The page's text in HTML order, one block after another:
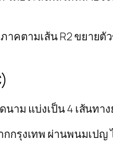
คตามเส้น R2 ขยายตั
าม แบ่งเป็น 4 เส้นทา
กกรุงเทพ ผ่านพนมเปญ